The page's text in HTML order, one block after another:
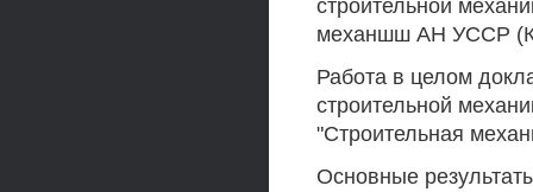
строительной
механшш АН УССР
Работа в целом
строительной
"Строительная
Основные